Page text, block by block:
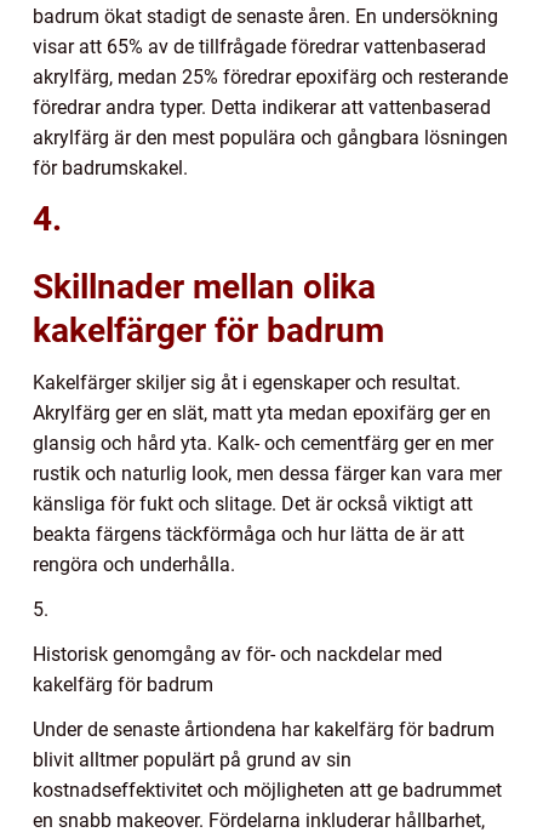
badrum ökat stadigt de senaste åren. En undersökning
visar att 65% av de tillfrågade föredrar vattenbaserad
akrylfärg, medan 25% föredrar epoxifärg och resterande
föredrar andra typer. Detta indikerar att vattenbaserad
akrylfärg är den mest populära och gångbara lösningen
för badrumskakel.
4.
Skillnader mellan olika
kakelfärger för badrum
Kakelfärger skiljer sig åt i egenskaper och resultat.
Akrylfärg ger en slät, matt yta medan epoxifärg ger en
glansig och hård yta. Kalk- och cementfärg ger en mer
rustik och naturlig look, men dessa färger kan vara mer
känsliga för fukt och slitage. Det är också viktigt att
beakta färgens täckförmåga och hur lätta de är att
rengöra och underhålla.
5.
Historisk genomgång av för- och nackdelar med
kakelfärg för badrum
Under de senaste årtiondena har kakelfärg för badrum
blivit alltmer populärt på grund av sin
kostnadseffektivitet och möjligheten att ge badrummet
en snabb makeover. Fördelarna inkluderar hållbarhet,